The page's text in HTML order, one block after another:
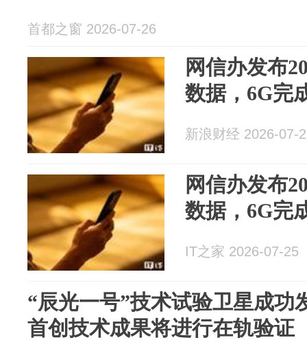
首都之窗 2026-07-26
网信办发布
数据，6G完
新浪财经 2026-07-
网信办发布
数据，6G完
IT之家 2026-07-25
“辰光一号”技术试验卫星成功
首创技术成果将进行在轨验证